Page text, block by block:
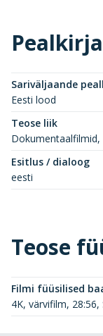
Sariväljaande
Eesti lood
Teose liik
Esitlus / dialoog
eesti
Teose
Filmi füüsilised
4K, värvifilm, 28:56,